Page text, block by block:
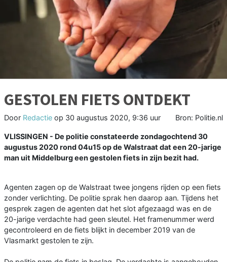
GESTOLEN FIETS ONTDEKT
Door Redactie op 30 augustus 2020, 9:36 uur Bron: Politie.nl
VLISSINGEN - De politie constateerde zondagochtend 30
augustus 2020 rond 04u15 op de Walstraat dat een 20-jarige
man uit Middelburg een gestolen fiets in zijn bezit had.
Agenten zagen op de Walstraat twee jongens rijden op een fiets
zonder verlichting. De politie sprak hen daarop aan. Tijdens het
gesprek zagen de agenten dat het slot afgezaagd was en de
20-jarige verdachte had geen sleutel. Het framenummer werd
gecontroleerd en de fiets blijkt in december 2019 van de
Vlasmarkt gestolen te zijn.